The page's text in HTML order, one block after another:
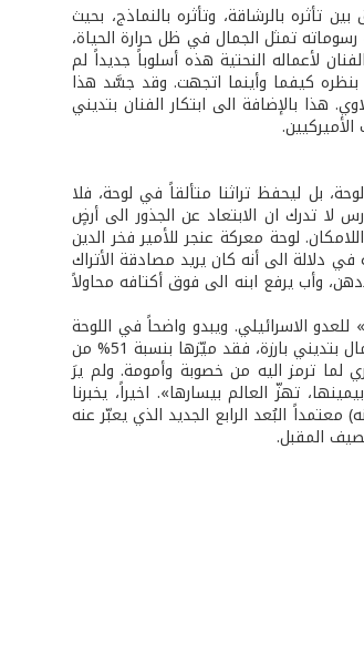
بالرشاقة، وتأثره بالنماذج، بحيث
تمثل الجمال في ظل حرارة الحياة،
لأعماله النحتية هذه أسلوباً جديداً لم
بنظره كيفما وأينما اتجهت. وقد جسَّد هذا
هذا بالإضافة الى ابتكار الفنان بتديني
بل ليحفظ تراثنا متألقاً في لوحة، فلا
لا تدرك ان الابتعاد عن الجذور الى أرضٍ
لوحة معركة عنجر للأمير فخر الدين
دلالة الى أنه كان يريد مصادقة الأتراك
وأب يرفع ابنه الى فوق أكتافه محاولاً
وانتهت العام 1996 بعد عملية «عناقيد الغضب» للعدو الاسرائيلي. ويبدو واضحاً في اللوحة
إضافة الفنان مدافع الكاتيوشيا التي استعملها «حزب الله» للتصدّي للعدو الاسرائيلي. حصة المرأة في أعمال بتديني بارزة، فقد ميّزها بنسبة 51% من
لما ترمز اليه من خصوبة وأمومة. ولم يرَ
تهزّ العالم بيسارها». اخيراً، يخبرنا
البُعد الرابع الجديد الذي يعبّر عنه
المقبل.